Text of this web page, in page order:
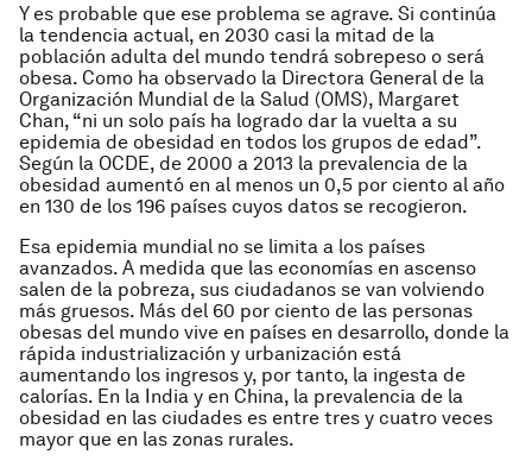
Y es probable que ese problema se agrave. Si continúa
la tendencia actual, en 2030 casi la mitad de la
población adulta del mundo tendrá sobrepeso o será
obesa. Como ha observado la Directora General de la
Organización Mundial de la Salud (OMS), Margaret
Chan, “ni un solo país ha logrado dar la vuelta a su
epidemia de obesidad en todos los grupos de edad”.
Según la OCDE, de 2000 a 2013 la prevalencia de la
obesidad aumentó en al menos un 0,5 por ciento al año
en 130 de los 196 países cuyos datos se recogieron.
Esa epidemia mundial no se limita a los países
avanzados. A medida que las economías en ascenso
salen de la pobreza, sus ciudadanos se van volviendo
más gruesos. Más del 60 por ciento de las personas
obesas del mundo vive en países en desarrollo, donde la
rápida industrialización y urbanización está
aumentando los ingresos y, por tanto, la ingesta de
calorías. En la India y en China, la prevalencia de la
obesidad en las ciudades es entre tres y cuatro veces
mayor que en las zonas rurales.